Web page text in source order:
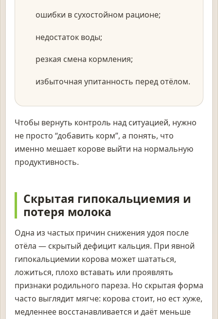
ошибки в сухостойном рационе;
недостаток воды;
резкая смена кормления;
избыточная упитанность перед отёлом.
Чтобы вернуть контроль над ситуацией, нужно
не просто “добавить корм”, а понять, что
именно мешает корове выйти на нормальную
продуктивность.
Скрытая гипокальциемия и
потеря молока
Одна из частых причин снижения удоя после
отёла — скрытый дефицит кальция. При явной
гипокальциемии корова может шататься,
ложиться, плохо вставать или проявлять
признаки родильного пареза. Но скрытая форма
часто выглядит мягче: корова стоит, но ест хуже,
медленнее восстанавливается и даёт меньше